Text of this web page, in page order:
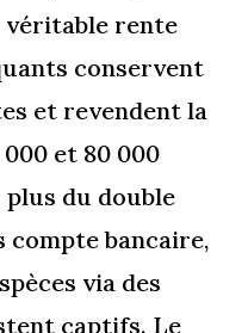
véritable rente
conservent
et revendent la
et 80 000
plus du double
compte bancaire,
via des
captifs. Le